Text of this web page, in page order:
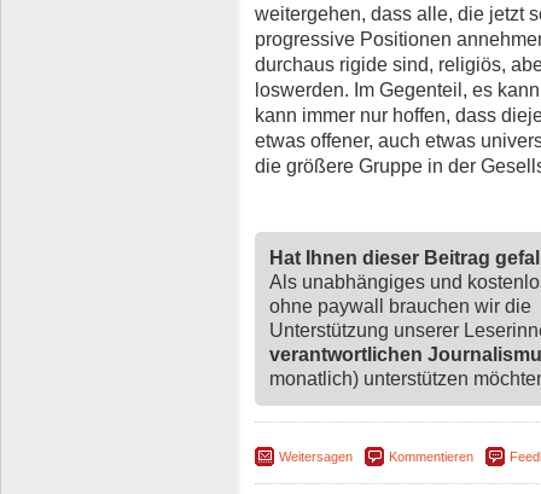
weitergehen, dass alle, die jetzt
progressive Positionen
durchaus rigide sind, religiös,
loswerden. Im Gegenteil, es
kann immer nur hoffen, dass
etwas offener, auch etwas
die größere Gruppe in der
Hat Ihnen dieser Beitrag
Als unabhängiges und
ohne paywall brauchen wir die
Unterstützung unserer
verantwortlichen
monatlich) unterstützen
Weitersagen Kommentieren